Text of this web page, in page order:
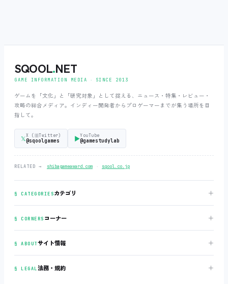
SQOOL.NET
GAME INFORMATION MEDIA ‧ SINCE 2013
ゲームを「文化」と「研究対象」として捉える、ニュース・特集・レビュー・
攻略の総合メディア。インディー開発者からプロゲーマーまでが集う場所を目
指して。
𝕏X (旧Twitter)
@sqoolgames ▶YouTube
@gamestudylab
RELATED → shibagameaward.com ‧ sqool.co.jp
§ CATEGORIESカテゴリ ＋
§ CORNERS コーナー ＋
§ ABOUTサイト情報 ＋
§ LEGAL法務・規約 ＋